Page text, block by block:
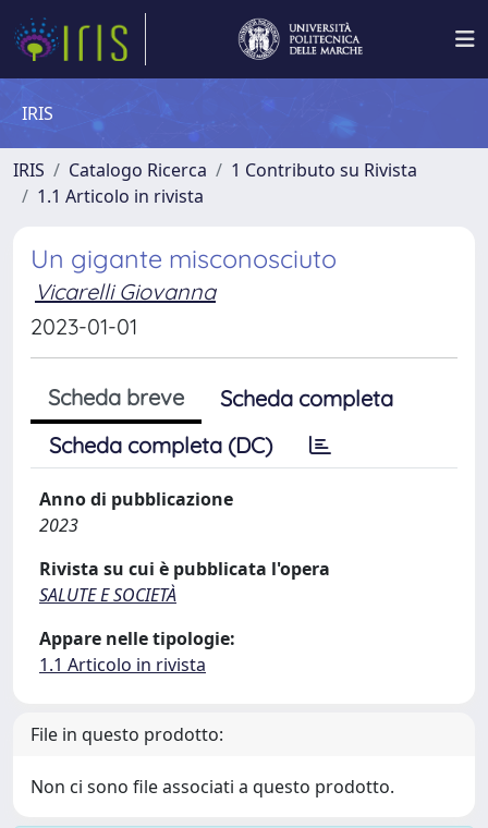
IRIS
IRIS Catalogo Ricerca
1 Contributo su Rivista
1.1 Articolo in rivista
Un gigante misconosciuto
Vicarelli Giovanna
2023-01-01
Scheda breve
Scheda completa
Scheda completa (DC)
Anno di pubblicazione
2023
Rivista su cui è pubblicata l'opera
SALUTE E SOCIETÀ
Appare nelle tipologie:
1.1 Articolo in rivista
File in questo prodotto:
Non ci sono file associati a questo prodotto.